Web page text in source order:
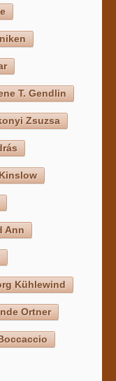
T. Gendlin
Zsuzsa
Ann
Kühlewind
Ortner